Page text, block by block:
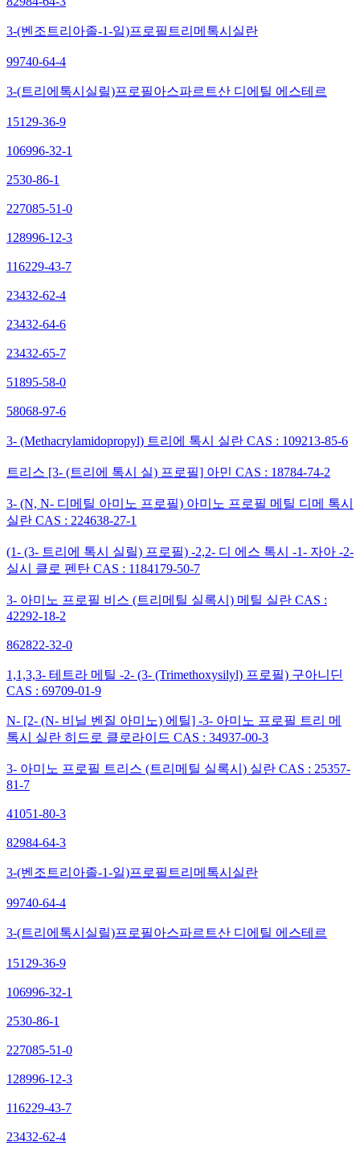
3-(벤조트리아졸-1-일)프로필트리메톡시실란
99740-64-4
3-(트리에톡시실릴)프로필아스파르트산 디에틸 에스테르
15129-36-9
106996-32-1
2530-86-1
227085-51-0
128996-12-3
116229-43-7
23432-62-4
23432-64-6
23432-65-7
51895-58-0
58068-97-6
3- (Methacrylamidopropyl) 트리에 톡시 실란 CAS : 109213-85-6
트리스 [3- (트리에 톡시 실) 프로필] 아민 CAS : 18784-74-2
3- (N, N- 디메틸 아미노 프로필) 아미노 프로필 메틸 디메 톡시
실란 CAS : 224638-27-1
(1- (3- 트리에 톡시 실릴) 프로필) -2,2- 디 에스 톡시 -1- 자아 -2-
실시 클로 펜탄 CAS : 1184179-50-7
3- 아미노 프로필 비스 (트리메틸 실록시) 메틸 실란 CAS :
42292-18-2
862822-32-0
1,1,3,3- 테트라 메틸 -2- (3- (Trimethoxysilyl) 프로필) 구아니딘
CAS : 69709-01-9
N- [2- (N- 비닐 벤질 아미노) 에틸] -3- 아미노 프로필 트리 메
톡시 실란 히드로 클로라이드 CAS : 34937-00-3
3- 아미노 프로필 트리스 (트리메틸 실록시) 실란 CAS : 25357-
81-7
41051-80-3
82984-64-3
3-(벤조트리아졸-1-일)프로필트리메톡시실란
99740-64-4
3-(트리에톡시실릴)프로필아스파르트산 디에틸 에스테르
15129-36-9
106996-32-1
2530-86-1
227085-51-0
128996-12-3
116229-43-7
23432-62-4